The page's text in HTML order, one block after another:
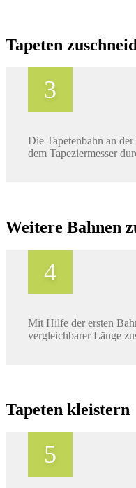
Tapeten
Die Tapetenbahn an
dem Tapeziermesser
Weitere Bahnen
Mit Hilfe der ersten
vergleichbarer Länge
Tapeten kleistern